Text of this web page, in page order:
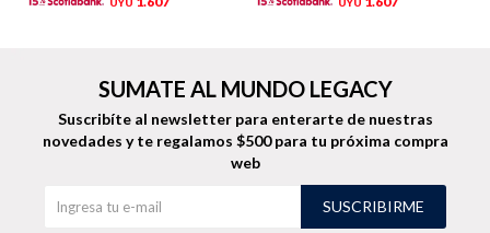
SUMATE AL MUNDO LEGACY
Suscribíte al newsletter para enterarte de nuestras
novedades y te regalamos $500 para tu próxima compra
web
SUSCRIBIRME
TALLES GRANDES Uniformes empresariales